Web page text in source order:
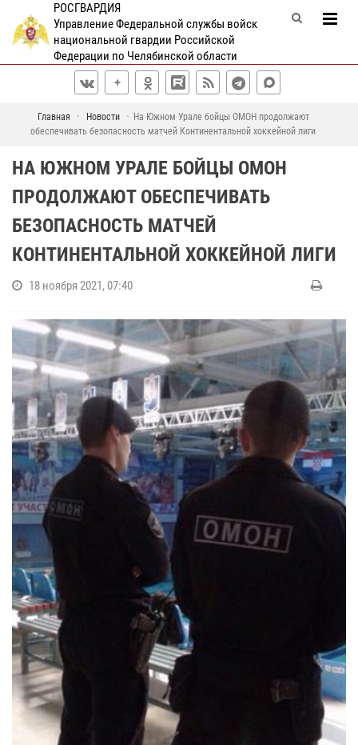
РОСГВАРДИЯ
Управление Федеральной службы войск
национальной гвардии Российской
Федерации по Челябинской области
Главная Новости
На Южном Урале бойцы ОМОН продолжают
обеспечивать безопасность матчей Континентальной хоккейной лиги
НА ЮЖНОМ УРАЛЕ БОЙЦЫ ОМОН
ПРОДОЛЖАЮТ ОБЕСПЕЧИВАТЬ
БЕЗОПАСНОСТЬ МАТЧЕЙ
КОНТИНЕНТАЛЬНОЙ ХОККЕЙНОЙ ЛИГИ
18 ноября 2021, 07:40